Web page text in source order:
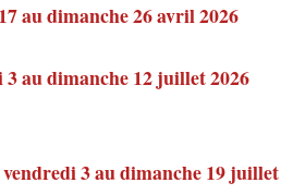
au dimanche 26 avril 2026
au dimanche 12 juillet 2026
vendredi 3 au dimanche 19